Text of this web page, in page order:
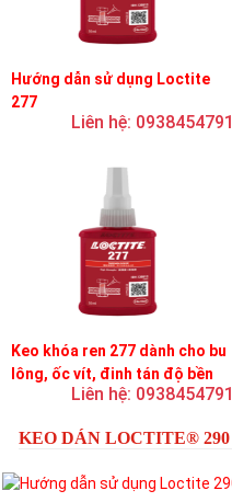
Hướng dẫn sử dụng Loctite
277
Liên hệ: 0938454791
Keo khóa ren 277 dành cho bu
lông, ốc vít, đinh tán độ bền
cao, độ nhớt cao
Liên hệ: 0938454791
KEO DÁN LOCTITE® 290